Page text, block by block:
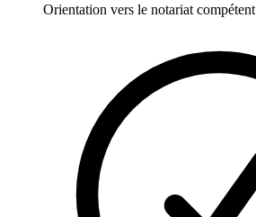
Orientation vers le notariat compétent